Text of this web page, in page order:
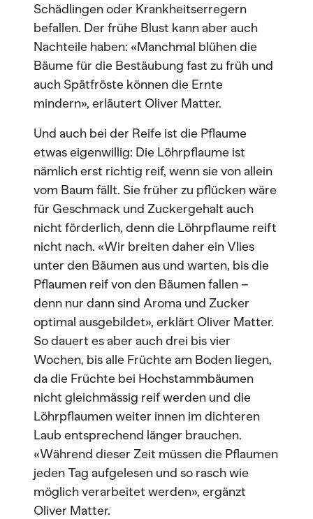
Schädlingen oder Krankheitserregern
befallen. Der frühe Blust kann aber auch
Nachteile haben: «Manchmal blühen die
Bäume für die Bestäubung fast zu früh und
auch Spätfröste können die Ernte
mindern», erläutert Oliver Matter.
Und auch bei der Reife ist die Pflaume
etwas eigenwillig: Die Löhrpflaume ist
nämlich erst richtig reif, wenn sie von allein
vom Baum fällt. Sie früher zu pflücken wäre
für Geschmack und Zuckergehalt auch
nicht förderlich, denn die Löhrpflaume reift
nicht nach. «Wir breiten daher ein Vlies
unter den Bäumen aus und warten, bis die
Pflaumen reif von den Bäumen fallen –
denn nur dann sind Aroma und Zucker
optimal ausgebildet», erklärt Oliver Matter.
So dauert es aber auch drei bis vier
Wochen, bis alle Früchte am Boden liegen,
da die Früchte bei Hochstammbäumen
nicht gleichmässig reif werden und die
Löhrpflaumen weiter innen im dichteren
Laub entsprechend länger brauchen.
«Während dieser Zeit müssen die Pflaumen
jeden Tag aufgelesen und so rasch wie
möglich verarbeitet werden», ergänzt
Oliver Matter.